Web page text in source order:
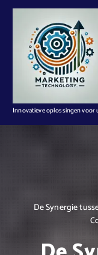
n
Innovatieve oplossingen voor
De Synergie